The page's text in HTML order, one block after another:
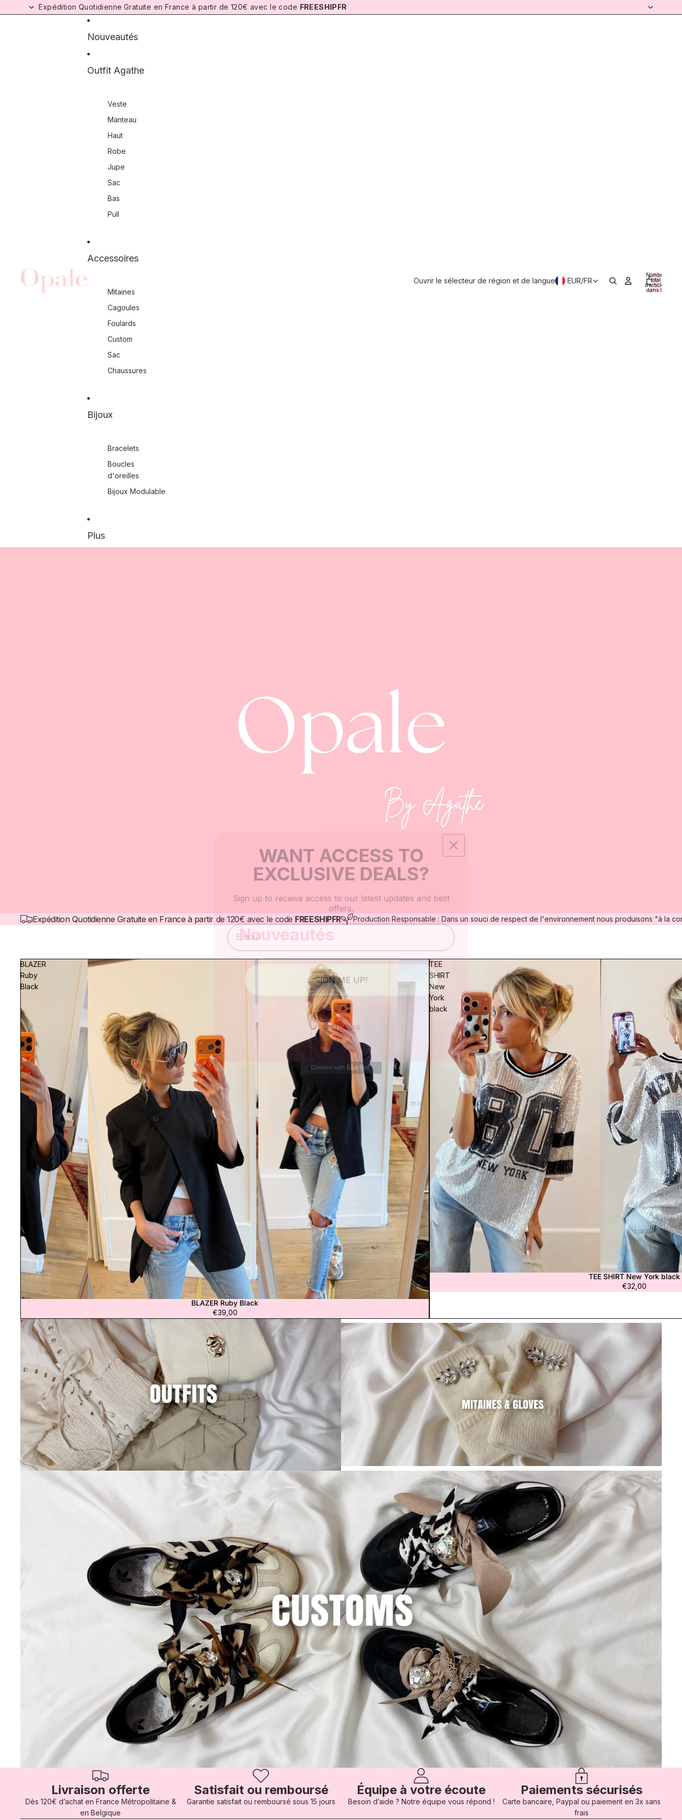
Expédition Quotidienne Gratuite en France à partir de 120€ avec le code FREESHIPFR
Nouveautés
Outfit Agathe
Veste
Manteau
Haut
Robe
Jupe
Sac
Bas
Pull
Accessoires
Mitaines
Cagoules
Foulards
Custom
Sac
Chaussures
Bijoux
Bracelets
Boucles
d'oreilles
Bijoux Modulable
Plus
Ouvrir le sélecteur de région et de langue EUR/FR
Nombre
total
d’articles
dans le
Expédition Quotidienne Gratuite en France à partir de 120€ avec le code FREESHIPFR Production Responsable : Dans un souci de respect de l'environnement nous produisons "à la
Nouveautés
BLAZER
Ruby
Black
BLAZER Ruby Black
€39,00
TEE
SHIRT
New
York
black
TEE SHIRT New York black
€32,00
Livraison offerte
Dès 120€ d’achat en France Métropolitaine &
en Belgique
Satisfait ou remboursé
Garantie satisfait ou remboursé sous 15 jours
Équipe à votre écoute
Besoin d’aide ? Notre équipe vous répond !
Paiements sécurisés
Carte bancaire, Paypal ou paiement en 3x sans
frais
WANT ACCESS TO
EXCLUSIVE DEALS?
offers.
Email
SIGN ME UP!
NO, THANKS